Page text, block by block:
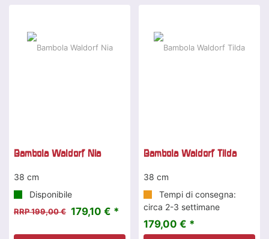
Bambola Waldorf Nia
38 cm
Disponibile
RRP 199,00 € 179,10 € *
Bambola Waldorf Tilda
38 cm
Tempi di consegna:
circa 2-3 settimane
179,00 € *